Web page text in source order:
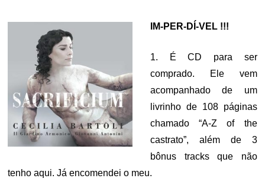
IM-PER-DÍ-VEL !!!
1. É CD para ser
comprado. Ele vem
acompanhado de um
livrinho de 108 páginas
chamado “A-Z of the
castrato”, além de 3
bônus tracks que não
tenho aqui. Já encomendei o meu.